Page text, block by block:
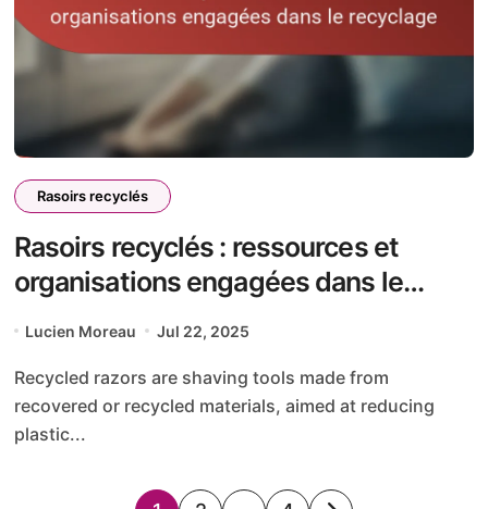
Rasoirs recyclés
Rasoirs recyclés : ressources et
organisations engagées dans le
Lucien Moreau Jul 22, 2025
Recycled razors are shaving tools made from
recovered or recycled materials, aimed at reducing
plastic...